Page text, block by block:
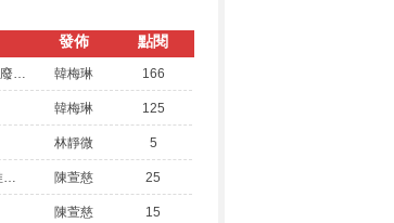
發佈 點閱
公告標售本機關奉准報廢之「115年報廢設備及廢五金一批」，請踴躍參加投標 韓梅琳 166
韓梅琳 125
林靜微 5
國立臺灣大學生物資源暨農學院實驗林管理處推出「走過森林的光影與足跡：臺 大實驗林百年永續檔案特展」 陳萱慈 25
陳萱慈 15